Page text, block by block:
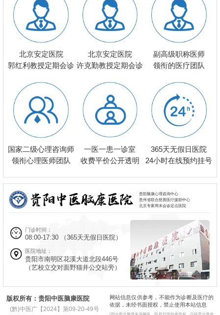
北京安定医院
郭红利教授定期会诊
北京安定医院
许克勤教授定期会诊
副高级职称医师
领衔的医疗团队
国家二级心理咨询师
领衔心理医师团队
一医一患一诊室
收费平价公开透明
365天无假日医院
24小时在线预约挂号
贵阳脑康心理咨询中心
贵州省联合慈善医疗援助中心
北京专家周末会诊定点医院
门诊时间：
08:00-17:30 （365天无假日医院）
医院地址：
贵阳市南明区花溪大道北段446号
（艺校立交对面野猫井公交站旁）
版权所有：贵阳中医脑康医院
(黔)中医广【2024】第09-20-49号
网站信息仅供参考，不能作为诊断及医疗的
依据，未经书面授权，禁止使用本站信息